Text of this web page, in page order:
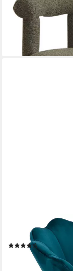
145,99 € UVP185,99
-22%
lieferbar - in 3-4
WAHSON OFFICE
Loungesessel
(25)
129,99 € UVP176,99 €